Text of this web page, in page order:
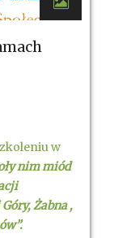
w
nim miód
Żabna ,